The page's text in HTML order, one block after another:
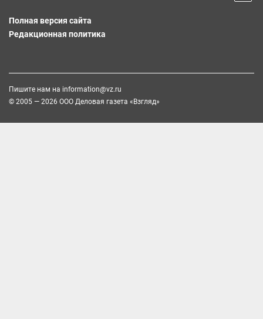
Полная версия сайта
Редакционная политика
Пишите нам на information@vz.ru
© 2005 — 2026 ООО Деловая газета «Взгляд»